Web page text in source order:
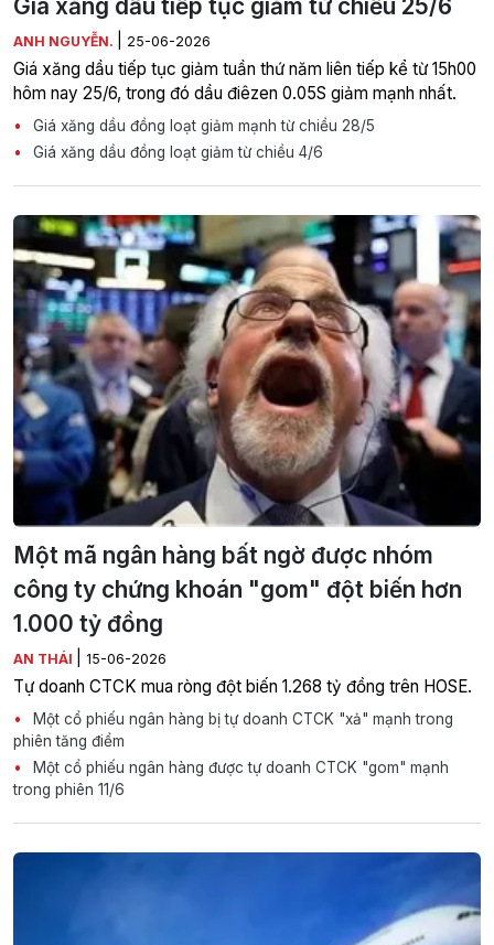
Giá xăng dầu tiếp tục giảm từ chiều 25/6
ANH NGUYỄN. 25-06-2026
Giá xăng dầu tiếp tục giảm tuần thứ năm liên tiếp kể từ 15h00
hôm nay 25/6, trong đó dầu điêzen 0.05S giảm mạnh nhất.
Giá xăng dầu đồng loạt giảm mạnh từ chiều 28/5
Giá xăng dầu đồng loạt giảm từ chiều 4/6
Một mã ngân hàng bất ngờ được nhóm
công ty chứng khoán "gom" đột biến hơn
1.000 tỷ đồng
AN THÁI 15-06-2026
Tự doanh CTCK mua ròng đột biến 1.268 tỷ đồng trên HOSE.
Một cổ phiếu ngân hàng bị tự doanh CTCK "xả" mạnh trong
phiên tăng điểm
Một cổ phiếu ngân hàng được tự doanh CTCK "gom" mạnh
trong phiên 11/6